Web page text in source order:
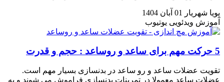
پویا شهریار
01 آبان 1404
آموزش ویدئویی یوتیوب
5 حرکت مهم برای ساعد و روساعد : حجم و قدرت
تقویت عضلات ساعد و رو ساعد در بدنسازی بسیار مهم است.
عضلات ساعد معمولا در تمرینات بدنسازی فراموش می شوند و به